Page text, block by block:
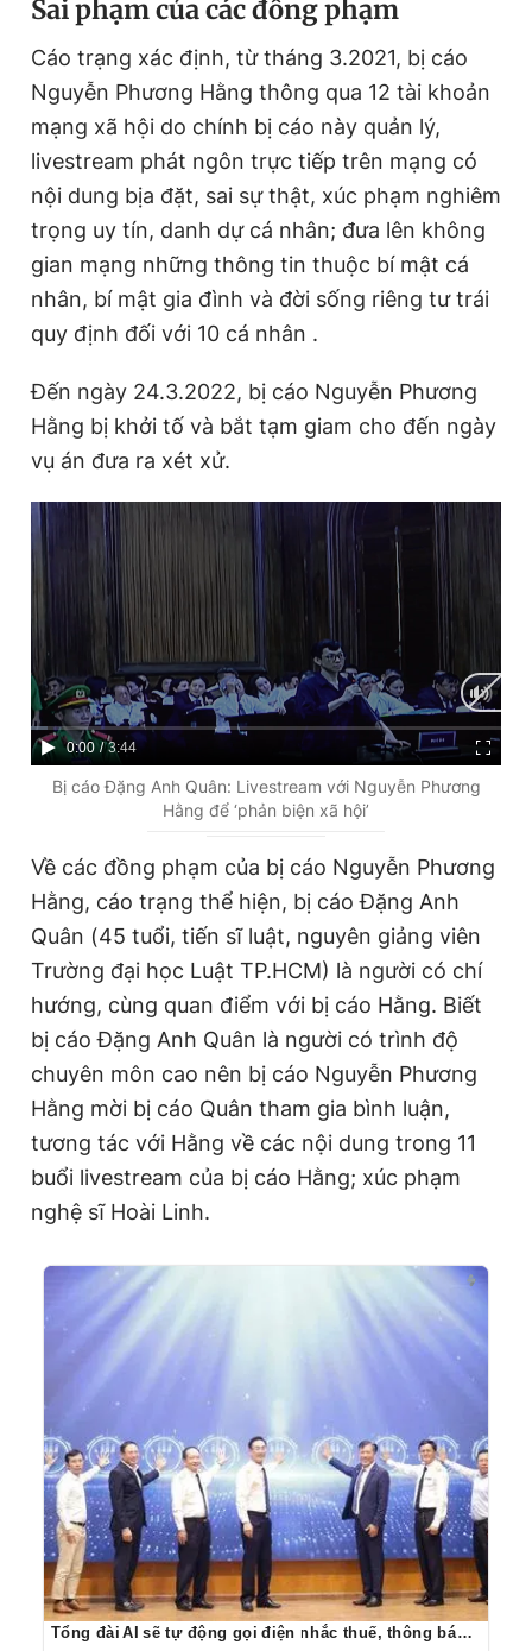
Sai phạm của các đồng phạm
Cáo trạng xác định, từ tháng 3.2021, bị cáo
Nguyễn Phương Hằng thông qua 12 tài khoản
mạng xã hội do chính bị cáo này quản lý,
livestream phát ngôn trực tiếp trên mạng có
nội dung bịa đặt, sai sự thật, xúc phạm nghiêm
trọng uy tín, danh dự cá nhân; đưa lên không
gian mạng những thông tin thuộc bí mật cá
nhân, bí mật gia đình và đời sống riêng tư trái
quy định đối với 10 cá nhân .
Đến ngày 24.3.2022, bị cáo Nguyễn Phương
Hằng bị khởi tố và bắt tạm giam cho đến ngày
vụ án đưa ra xét xử.
C
u
n
t
T
i
m
e
0:00 / D
u
i
n
3:44
Bị cáo Đặng Anh Quân: Livestream với Nguyễn Phương
Hằng để ‘phản biện xã hội’
Về các đồng phạm của bị cáo Nguyễn Phương
Hằng, cáo trạng thể hiện, bị cáo Đặng Anh
Quân (45 tuổi, tiến sĩ luật, nguyên giảng viên
Trường đại học Luật TP.HCM) là người có chí
hướng, cùng quan điểm với bị cáo Hằng. Biết
bị cáo Đặng Anh Quân là người có trình độ
chuyên môn cao nên bị cáo Nguyễn Phương
Hằng mời bị cáo Quân tham gia bình luận,
tương tác với Hằng về các nội dung trong 11
buổi livestream của bị cáo Hằng; xúc phạm
nghệ sĩ Hoài Linh.
Tổng đài AI sẽ tự động gọi điện nhắc thuế, thông báo tạm hoãn xuất cảnh…